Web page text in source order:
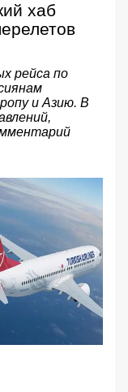
хаб
рейса по
и Азию. В